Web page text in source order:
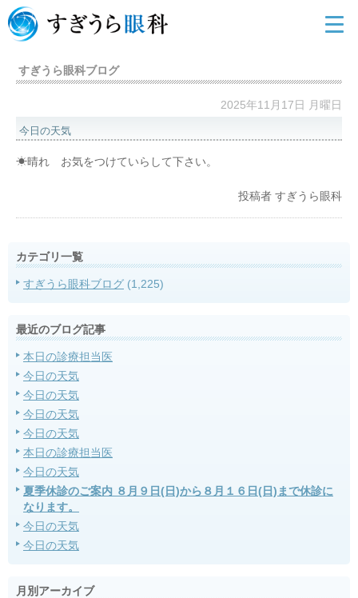
すぎうら眼科ブログ
2025年11月17日 月曜日
今日の天気
☀晴れ お気をつけていらして下さい。
投稿者 すぎうら眼科
カテゴリ一覧
すぎうら眼科ブログ (1,225)
最近のブログ記事
本日の診療担当医
今日の天気
今日の天気
今日の天気
今日の天気
本日の診療担当医
今日の天気
夏季休診のご案内 ８月９日(日)から８月１６日(日)まで休診に
なります。
今日の天気
今日の天気
月別アーカイブ